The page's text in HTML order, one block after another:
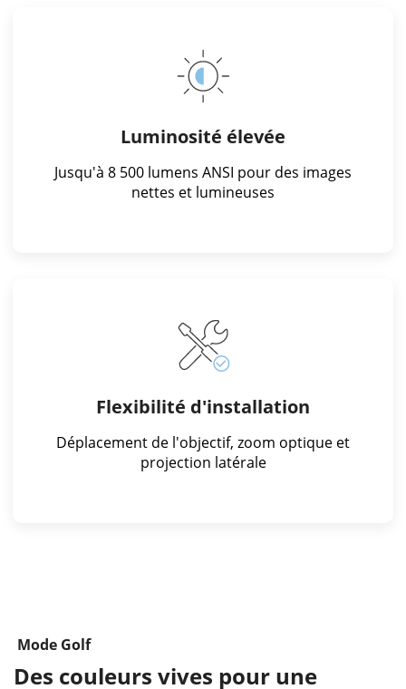
Luminosité élevée
Jusqu'à 8 500 lumens ANSI pour des images
nettes et lumineuses
Flexibilité d'installation
Déplacement de l'objectif, zoom optique et
projection latérale
Mode Golf
Des couleurs vives pour une